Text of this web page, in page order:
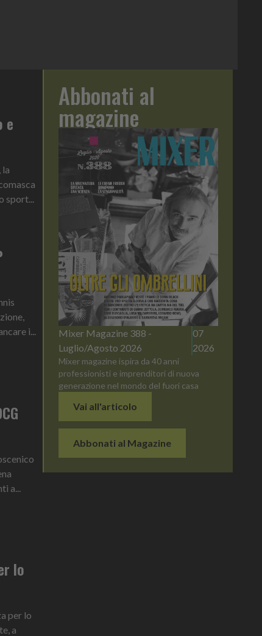
e
i...
a...
lo
per lo
a
Abbonati al
magazine
Mixer Magazine 388 -
Luglio/Agosto 2026
07
2026
Mixer magazine ispira da 40 anni
professionisti e imprenditori di nuova
generazione nel mondo del fuori casa
Vai all'articolo
Abbonati al Magazine